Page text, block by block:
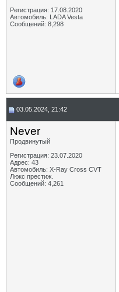
Регистрация: 17.08.2020
Автомобиль: LADA Vesta
Сообщений: 8,298
03.05.2024, 21:42
Never
Продвинутый
Регистрация: 23.07.2020
Адрес: 43
Автомобиль: X-Ray Cross CVT
Люкс престиж.
Сообщений: 4,261